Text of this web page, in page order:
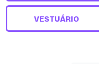
VESTUÁRIO